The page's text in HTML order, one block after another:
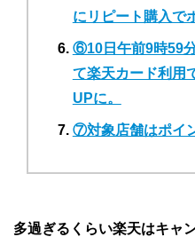
にリピート購入で
⑥10日午前9時59
て楽天カード利用
UPに。
⑦対象店舗はポイ
多過ぎるくらい楽天はキャ